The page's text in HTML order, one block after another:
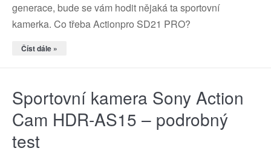
generace, bude se vám hodit nějaká ta sportovní
kamerka. Co třeba Actionpro SD21 PRO?
Číst dále »
Sportovní kamera Sony Action
Cam HDR-AS15 – podrobný
test